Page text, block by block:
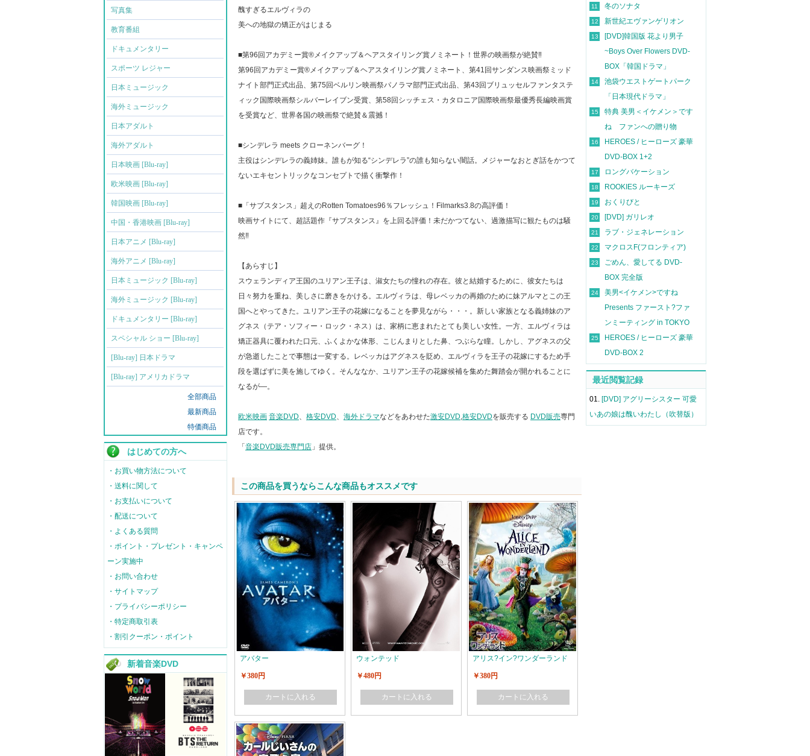
写真集
教育番組
ドキュメンタリー
スポーツ レジャー
日本ミュージック
海外ミュージック
日本アダルト
海外アダルト
日本映画 [Blu-ray]
欧米映画 [Blu-ray]
韓国映画 [Blu-ray]
中国・香港映画 [Blu-ray]
日本アニメ [Blu-ray]
海外アニメ [Blu-ray]
日本ミュージック [Blu-ray]
海外ミュージック [Blu-ray]
ドキュメンタリー [Blu-ray]
スペシャル ショー [Blu-ray]
[Blu-ray] 日本ドラマ
[Blu-ray] アメリカドラマ
全部商品
最新商品
特価商品
はじめての方へ
・お買い物方法について
・送料に関して
・お支払いについて
・配送について
・よくある質問
・ポイント・プレゼント・キャンペ
ーン実施中
・お問い合わせ
・サイトマップ
・プライバシーポリシー
・特定商取引表
・割引クーポン・ポイント
新着音楽DVD
醜すぎるエルヴィラの
美への地獄の矯正がはじまる
■第96回アカデミー賞®メイクアップ＆ヘアスタイリング賞ノミネート！世界の映画祭が絶賛‼
第96回アカデミー賞®メイクアップ＆ヘアスタイリング賞ノミネート、第41回サンダンス映画祭ミッド
ナイト部門正式出品、第75回ベルリン映画祭パノラマ部門正式出品、第43回ブリュッセルファンタステ
ィック国際映画祭シルバーレイブン受賞、第58回シッチェス・カタロニア国際映画祭最優秀長編映画賞
を受賞など、世界各国の映画祭で絶賛＆震撼！
■シンデレラ meets クローネンバーグ！
主役はシンデレラの義姉妹。誰もが知る“シンデレラ”の誰も知らない闇話。メジャーなおとぎ話をかつて
ないエキセントリックなコンセプトで描く衝撃作！
■「サブスタンス」超えのRotten Tomatoes96％フレッシュ！Filmarks3.8の高評価！
映画サイトにて、超話題作『サブスタンス』を上回る評価！未だかつてない、過激描写に観たものは騒
然‼
【あらすじ】
スウェランディア王国のユリアン王子は、淑女たちの憧れの存在。彼と結婚するために、彼女たちは
日々努力を重ね、美しさに磨きをかける。エルヴィラは、母レベッカの再婚のために妹アルマとこの王
国へとやってきた。ユリアン王子の花嫁になることを夢見ながら・・・。新しい家族となる義姉妹のア
グネス（テア・ソフィー・ロック・ネス）は、家柄に恵まれたとても美しい女性。一方、エルヴィラは
矯正器具に覆われた口元、ふくよかな体形、こじんまりとした鼻、つぶらな瞳。しかし、アグネスの父
が急逝したことで事態は一変する。レベッカはアグネスを貶め、エルヴィラを王子の花嫁にするため手
段を選ばずに美を施してゆく。そんななか、ユリアン王子の花嫁候補を集めた舞踏会が開かれることに
なるが―。
欧米映画 音楽DVD、 格安DVD、 海外ドラマなどをあわせた激安DVD,格安DVDを販売する DVD販売専門
店です。
「 音楽DVD販売専門店 」提供。
この商品を買うならこんな商品もオススメです
アバター
￥380円
カートに入れる
ウォンテッド
￥480円
カートに入れる
アリス?イン?ワンダーランド
￥380円
カートに入れる
11 冬のソナタ
12 新世紀エヴァンゲリオン
13
[DVD]韓国版 花より男子
~Boys Over Flowers DVD-
BOX「韓国ドラマ」
14
池袋ウエストゲートパーク
「日本現代ドラマ」
15
特典 美男＜イケメン＞です
ね ファンへの贈り物
16
HEROES / ヒーローズ 豪華
DVD-BOX 1+2
17 ロングバケーション
18 ROOKIES ルーキーズ
19 おくりびと
20 [DVD] ガリレオ
21 ラブ・ジェネレーション
22 マクロスF(フロンティア)
23
ごめん、愛してる DVD-
BOX 完全版
24
美男<イケメン>ですね
Presents ファースト?ファ
ンミーティング in TOKYO
25
HEROES / ヒーローズ 豪華
DVD-BOX 2
最近閲覧記録
01. [DVD] アグリーシスター 可愛
いあの娘は醜いわたし（吹替版）